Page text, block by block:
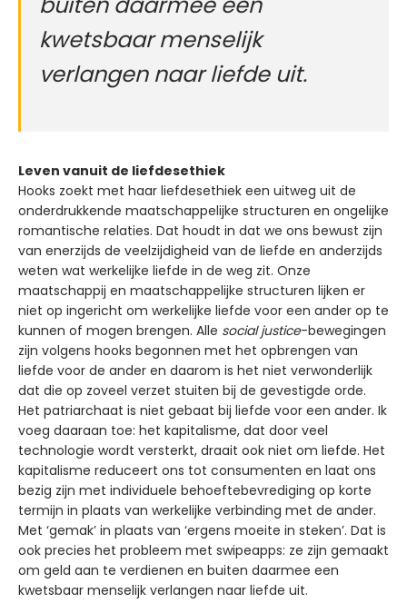
kwetsbaar menselijk
verlangen naar liefde uit.
Leven vanuit de liefdesethiek
Hooks zoekt met haar liefdesethiek een uitweg uit de
onderdrukkende maatschappelijke structuren en ongelijke
romantische relaties. Dat houdt in dat we ons bewust zijn
van enerzijds de veelzijdigheid van de liefde en anderzijds
weten wat werkelijke liefde in de weg zit. Onze
maatschappij en maatschappelijke structuren lijken er
niet op ingericht om werkelijke liefde voor een ander op te
kunnen of mogen brengen. Alle social justice-bewegingen
zijn volgens hooks begonnen met het opbrengen van
liefde voor de ander en daarom is het niet verwonderlijk
dat die op zoveel verzet stuiten bij de gevestigde orde.
Het patriarchaat is niet gebaat bij liefde voor een ander. Ik
voeg daaraan toe: het kapitalisme, dat door veel
technologie wordt versterkt, draait ook niet om liefde. Het
kapitalisme reduceert ons tot consumenten en laat ons
bezig zijn met individuele behoeftebevrediging op korte
termijn in plaats van werkelijke verbinding met de ander.
Met ‘gemak’ in plaats van ‘ergens moeite in steken’. Dat is
ook precies het probleem met swipeapps: ze zijn gemaakt
om geld aan te verdienen en buiten daarmee een
kwetsbaar menselijk verlangen naar liefde uit.